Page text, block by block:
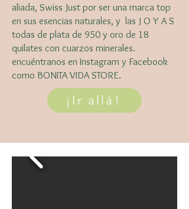
aliada, Swiss Just por ser una marca top
en sus esencias naturales, y las J O Y A S
todas de plata de 950 y oro de 18
quilates con cuarzos minerales.
encuéntranos en Instagram y Facebook
como BONITA VIDA STORE.
¡Ir allá!